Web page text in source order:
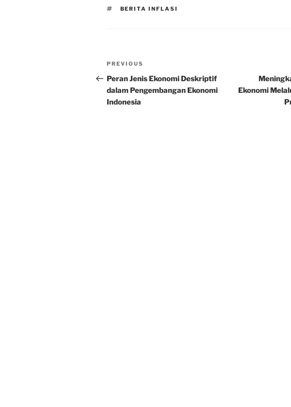
TAGS
BERITA INFLASI
Post
navigation
Previous
Post
PREVIOUS
Peran Jenis Ekonomi Deskriptif
dalam Pengembangan Ekonomi
Indonesia
Ekonomi